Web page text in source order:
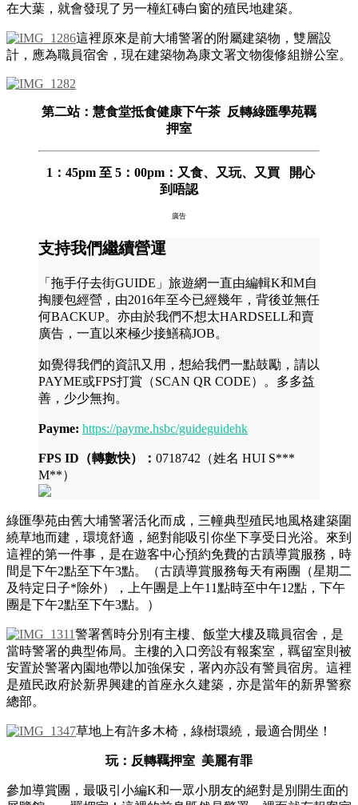
在大葉，就會發現了另一橦紅磚白窗的殖民地建築。
這裡原來是前大埔警署的附屬建築物，雙層設
計，應為職員宿舍，現在建築物為康文署文物復修組辦公室。
第二站：慧食堂抵食健康下午茶 反轉綠匯學苑羈
押室
1：45pm 至 5：00pm：又食、又玩、又買 開心
到唔認
廣告
支持我們繼續營運
「拖手仔去街GUIDE」旅遊網一直由編輯K和M自
掏腰包經營，由2016年至今已經幾年，背後並無任
何BACKUP。亦由於我們不想太HARDSELL和賣
廣告，一直以來極少接鱔稿JOB。
如覺得我們的資訊又用，想給我們一點鼓勵，請以
PAYME或FPS打賞（SCAN QR CODE）。多多益
善，少少無拘。
Payme: https://payme.hsbc/guideguidehk
FPS ID（轉數快）： 0718742（姓名 HUI S***
M**）
綠匯學苑由舊大埔警署活化而成，三幢典型殖民地風格建築圍
繞草地而建，環境舒適，絕對能吸引你坐下享受日光浴。來到
這裡的第一件事，是在遊客中心預約免費的古蹟導賞服務， 時
間是下午2點至下午3點。（古蹟導賞服務每天有兩團（星期二
及特定日子*除外）， 上午團是上午11點時至中午12點， 下午
團是下午2點至下午3點。）
警署舊時分別有主樓、飯堂大樓及職員宿舍，是
當時警署的典型佈局。主樓的入口旁設有報案室，羈留室則被
安置於警署內園地帶以加強保安，署內亦設有警員宿房。這裡
是殖民政府於新界興建的首座永久建築，亦是當年的新界警察
總部。
草地上有許多木椅，綠樹環繞，最適合閒坐！
玩：反轉羈押室 美麗有罪
參加導賞團，最吸引小編K和一眾小朋友的絕對是別開生面的